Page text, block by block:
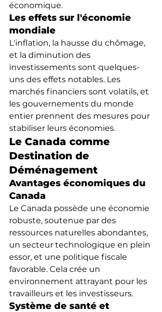
économique.
Les effets sur l'économie
mondiale
L'inflation, la hausse du chômage,
et la diminution des
investissements sont quelques-
uns des effets notables. Les
marchés financiers sont volatils, et
les gouvernements du monde
entier prennent des mesures pour
stabiliser leurs économies.
Le Canada comme
Destination de
Déménagement
Avantages économiques du
Canada
Le Canada possède une économie
robuste, soutenue par des
ressources naturelles abondantes,
un secteur technologique en plein
essor, et une politique fiscale
favorable. Cela crée un
environnement attrayant pour les
travailleurs et les investisseurs.
Système de santé et